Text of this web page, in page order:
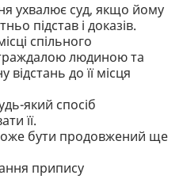
ухвалює суд, якщо йому
підстав і доказів.
спільного
людиною та
до її місця
який спосіб
її.
бути продовжений ще
припису